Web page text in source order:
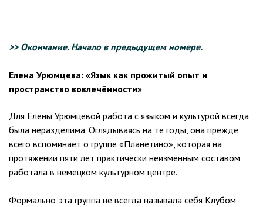
>> Окончание. Начало в предыдущем номере.
Елена Урюмцева: «Язык как прожитый опыт и
пространство вовлечённости»
Для Елены Урюмцевой работа с языком и культурой всегда
была неразделима. Оглядываясь на те годы, она прежде
всего вспоминает о группе «Планетино», которая на
протяжении пяти лет практически неизменным составом
работала в немецком культурном центре.
Формально эта группа не всегда называла себя Клубом